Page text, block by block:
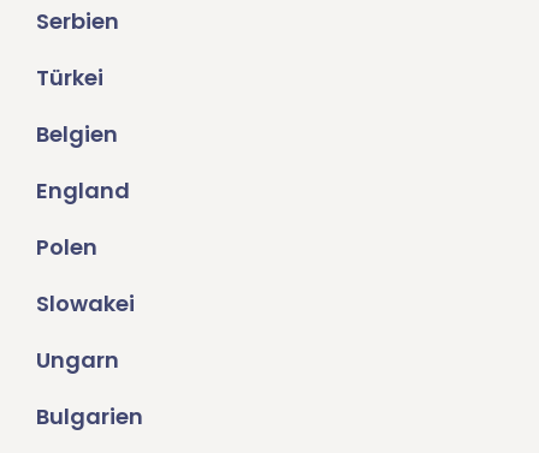
Serbien
Türkei
Belgien
England
Polen
Slowakei
Ungarn
Bulgarien